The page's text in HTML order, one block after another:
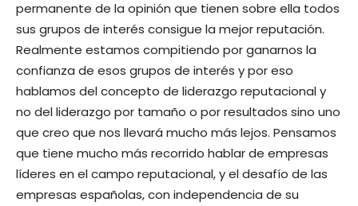
permanente de la opinión que tienen sobre ella todos
sus grupos de interés consigue la mejor reputación.
Realmente estamos compitiendo por ganarnos la
confianza de esos grupos de interés y por eso
hablamos del concepto de liderazgo reputacional y
no del liderazgo por tamaño o por resultados sino uno
que creo que nos llevará mucho más lejos. Pensamos
que tiene mucho más recorrido hablar de empresas
líderes en el campo reputacional, y el desafío de las
empresas españolas, con independencia de su